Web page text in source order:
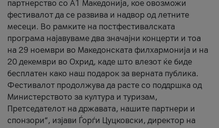
партнерство со А1 Македонија, кое овозможи
фестивалот да се развива и надвор од летните
месеци. Во рамките на постфестивалската
програма најавуваме два значајни концерти и тоа
на 29 ноември во Македонската филхармонија и на
20 декември во Охрид, каде што влезот ќе биде
бесплатен како наш подарок за верната публика.
Фестивалот продолжува да расте со поддршка од
Министерството за култура и туризам,
Претседателот на државата, нашите партнери и
спонзори“, изјави Ѓорѓи Цуцковски, директор на